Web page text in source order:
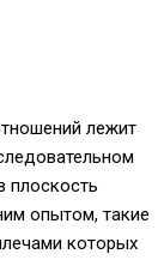
лежит
плоскость
опытом, такие
которых